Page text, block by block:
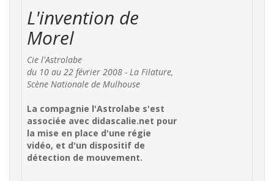
L'invention de
Morel
Cie l'Astrolabe
du 10 au 22 février 2008 - La Filature,
Scène Nationale de Mulhouse
La compagnie l'Astrolabe s'est
associée avec didascalie.net pour
la mise en place d'une régie
vidéo, et d'un dispositif de
détection de mouvement.